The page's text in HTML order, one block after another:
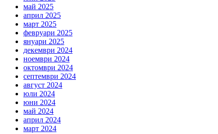
май 2025
април 2025
март 2025
февруари 2025
януари 2025
декември 2024
ноември 2024
октомври 2024
септември 2024
август 2024
юли 2024
юни 2024
май 2024
април 2024
март 2024